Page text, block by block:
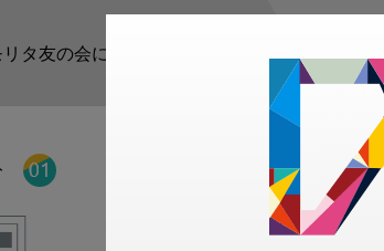
リタ友の会に登録いただくと、デンタルライフ
メ